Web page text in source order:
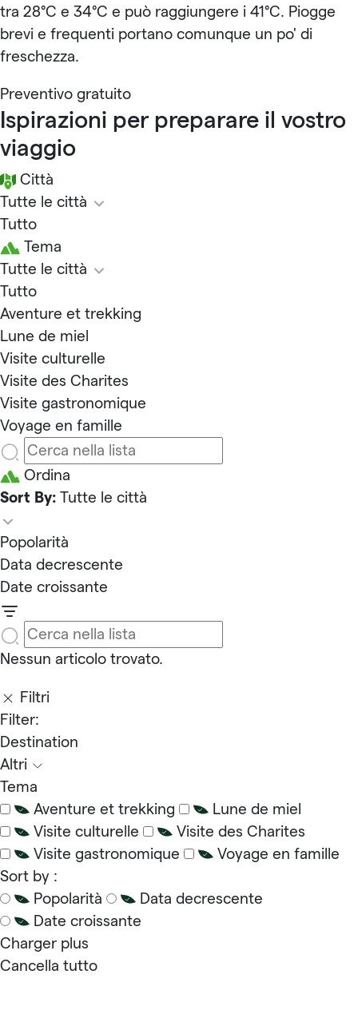
tra 28°C e 34°C e può raggiungere i 41°C. Piogge
brevi e frequenti portano comunque un po' di
freschezza.
Preventivo gratuito
Ispirazioni per preparare il vostro
viaggio
Città
Tutte le città
Tutto
Tema
Tutte le città
Tutto
Aventure et trekking
Lune de miel
Visite culturelle
Visite des Charites
Visite gastronomique
Voyage en famille
Ordina
Sort By: Tutte le città
Popolarità
Data decrescente
Date croissante
Nessun articolo trovato.
Filtri
Filter:
Destination
Altri
Tema
Aventure et trekking
Lune de miel
Visite culturelle
Visite des Charites
Visite gastronomique
Voyage en famille
Sort by :
Popolarità
Data decrescente
Date croissante
Charger plus
Cancella tutto